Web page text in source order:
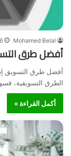
Mohamed Belal 6 يوليو 2021
أفضل طرق التسويق
أفضل طرق التسويق
الطرق التسويقية،
أكمل القراءة »